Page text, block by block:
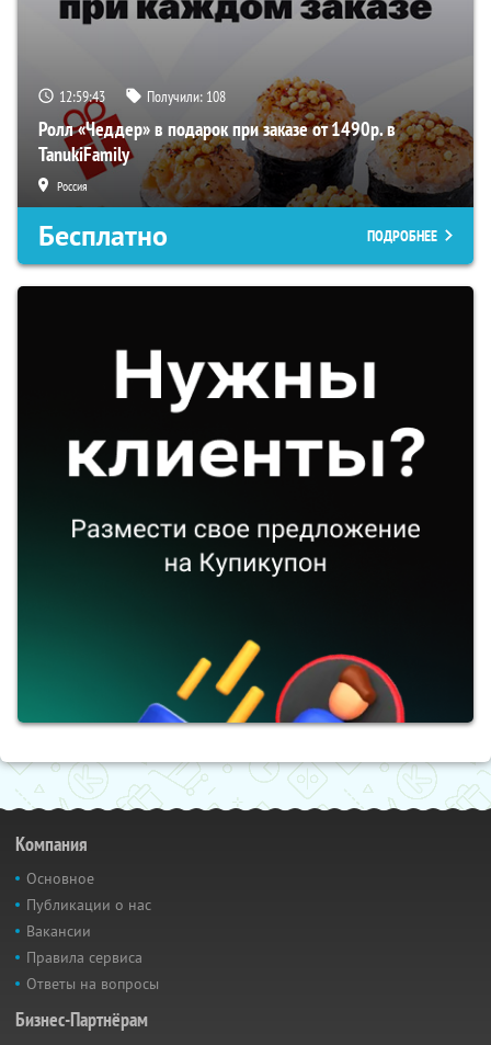
12:59:42 Получили: 108
Ролл «Чеддер» в подарок при заказе от 1490р. в
TanukiFamily
Россия
Бесплатно ПОДРОБНЕЕ
Компания
Основное
Публикации о нас
Вакансии
Правила сервиса
Ответы на вопросы
Бизнес-Партнёрам